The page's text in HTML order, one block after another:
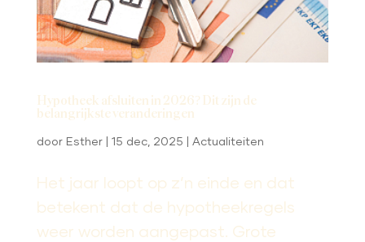
Hypotheek afsluiten in 2026? Dit zijn de
belangrijkste veranderingen
door Esther| 15 dec, 2025 | Actualiteiten
Het jaar loopt op z’n einde en dat
betekent dat de hypotheekregels
weer worden aangepast. Grote